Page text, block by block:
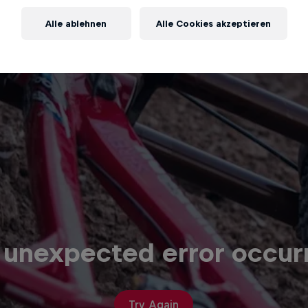
error
Try Again
Alle ablehnen Alle Cookies akzeptieren